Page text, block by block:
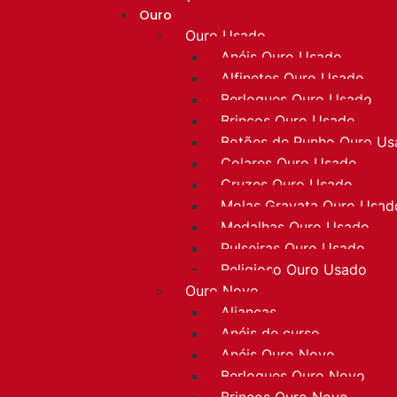
Ouro
Ouro Usado
Anéis Ouro Usado
Alfinetes Ouro Usado
Berloques Ouro Usado
Brincos Ouro Usado
Botões de Punho Ouro
Colares Ouro Usado
Cruzes Ouro Usado
Molas Gravata Ouro
Medalhas Ouro Usado
Pulseiras Ouro Usado
Religioso Ouro Usado
Ouro Novo
Alianças
Anéis de curso
Anéis Ouro Novo
Berloques Ouro Novo